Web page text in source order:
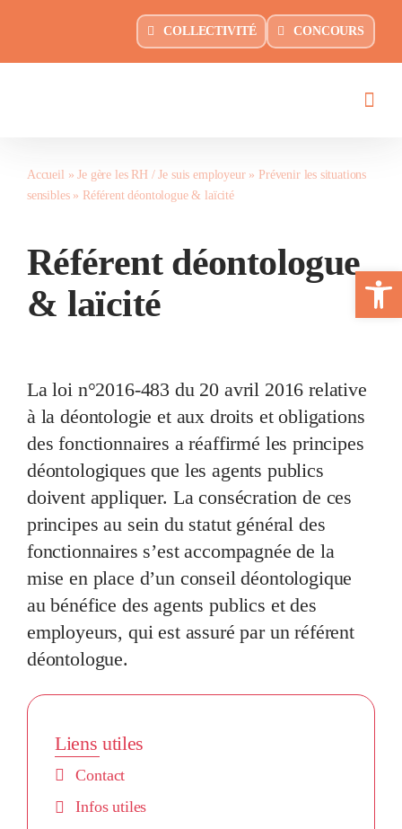
Ouvrir
contenu
COLLECTIVITÉ CONCOURS
Accueil »Je gère les RH / Je suis employeur»Prévenir les situations
sensibles» Référent déontologue & laïcité
Référent déontologue
& laïcité
La loi n°2016-483 du 20 avril 2016 relative
à la déontologie et aux droits et obligations
des fonctionnaires a réaffirmé les principes
déontologiques que les agents publics
doivent appliquer. La consécration de ces
principes au sein du statut général des
fonctionnaires s’est accompagnée de la
mise en place d’un conseil déontologique
au bénéfice des agents publics et des
employeurs, qui est assuré par un référent
déontologue.
Liens utiles
Contact
Infos utiles